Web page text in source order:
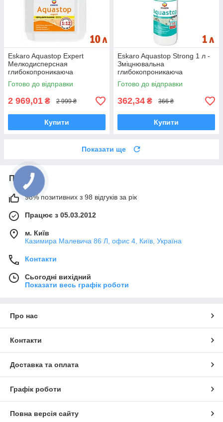
Eskaro Aquastop Expert
Мелкодисперсная
глибокопроникаюча
грунтовка - концентрат 10 л
Готово до відправки
2 969,01 ₴ 2 999 ₴
Купити
Eskaro Aquastop Strong 1 л -
Зміцнювальна
глибокопроникаюча
грунтовка - концентрат,
зміцнює слабкі підстави
Готово до відправки
362,34 ₴ 366 ₴
Купити
Показати ще
Про нас
98% позитивних з 98 відгуків за рік
Працює з 05.03.2012
м. Київ
Казимира Малевича 86 Л, офис 4, Київ, Україна
Контакти
Сьогодні вихідний
Показати весь графік роботи
Про нас
Контакти
Доставка та оплата
Графік роботи
Повна версія сайту